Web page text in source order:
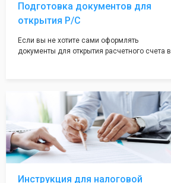
Подготовка документов для
открытия Р/С
Если вы не хотите сами оформлять
документы для открытия расчетного счета в
открытия счета, с минимальным затратом
вашего времени и сил!
Инструкция для налоговой